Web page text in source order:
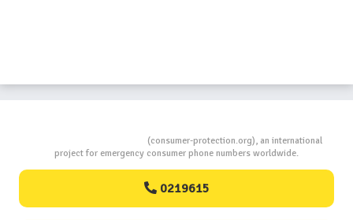
(consumer-protection.org), an international
project for emergency consumer phone numbers worldwide.
0219615